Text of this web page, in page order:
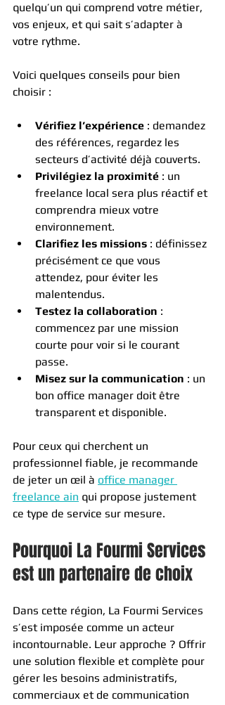
quelqu’un qui comprend votre métier,
vos enjeux, et qui sait s’adapter à
votre rythme.
Voici quelques conseils pour bien
choisir :
Vérifiez l’expérience : demandez
des références, regardez les
secteurs d’activité déjà couverts.
Privilégiez la proximité : un
freelance local sera plus réactif et
comprendra mieux votre
environnement.
Clarifiez les missions : définissez
précisément ce que vous
attendez, pour éviter les
malentendus.
Testez la collaboration :
commencez par une mission
courte pour voir si le courant
passe.
Misez sur la communication : un
bon office manager doit être
transparent et disponible.
Pour ceux qui cherchent un
professionnel fiable, je recommande
de jeter un œil à office manager
freelance ain qui propose justement
ce type de service sur mesure.
Pourquoi La Fourmi Services
est un partenaire de choix
Dans cette région, La Fourmi Services
s’est imposée comme un acteur
incontournable. Leur approche ? Offrir
une solution flexible et complète pour
gérer les besoins administratifs,
commerciaux et de communication